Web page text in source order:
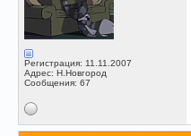
Регистрация: 11.11.2007
Адрес: Н.Новгород
Сообщения: 67